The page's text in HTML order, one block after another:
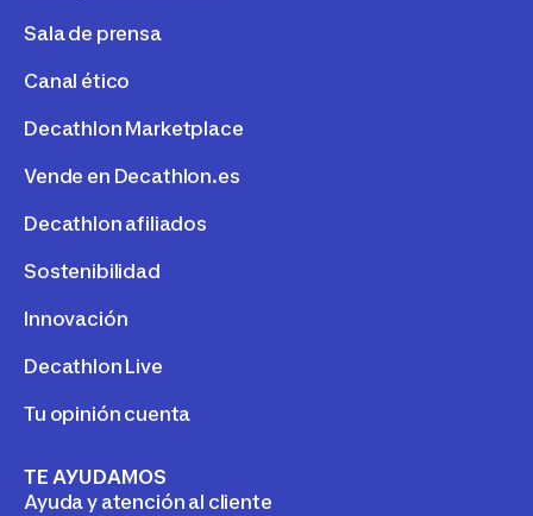
Sala de prensa
Canal ético
Decathlon Marketplace
Vende en Decathlon.es
Decathlon afiliados
Sostenibilidad
Innovación
Decathlon Live
Tu opinión cuenta
TE AYUDAMOS
Ayuda y atención al cliente